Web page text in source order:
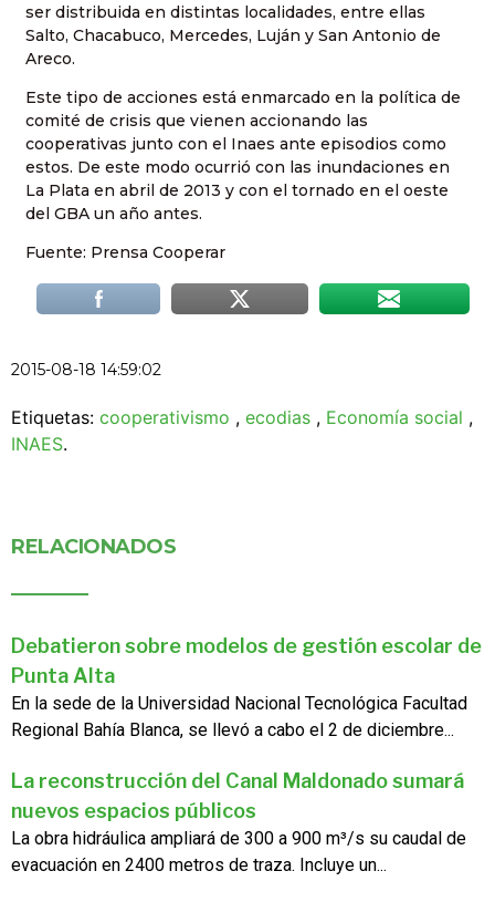
ser distribuida en distintas localidades, entre ellas
Salto, Chacabuco, Mercedes, Luján y San Antonio de
Areco.
Este tipo de acciones está enmarcado en la política de
comité de crisis que vienen accionando las
cooperativas junto con el Inaes ante episodios como
estos. De este modo ocurrió con las inundaciones en
La Plata en abril de 2013 y con el tornado en el oeste
del GBA un año antes.
Fuente: Prensa Cooperar
2015-08-18 14:59:02
Etiquetas: cooperativismo , ecodias , Economía social ,
INAES.
RELACIONADOS
Debatieron sobre modelos de gestión escolar de
Punta Alta
En la sede de la Universidad Nacional Tecnológica Facultad
Regional Bahía Blanca, se llevó a cabo el 2 de diciembre...
La reconstrucción del Canal Maldonado sumará
nuevos espacios públicos
La obra hidráulica ampliará de 300 a 900 m³/s su caudal de
evacuación en 2400 metros de traza. Incluye un...